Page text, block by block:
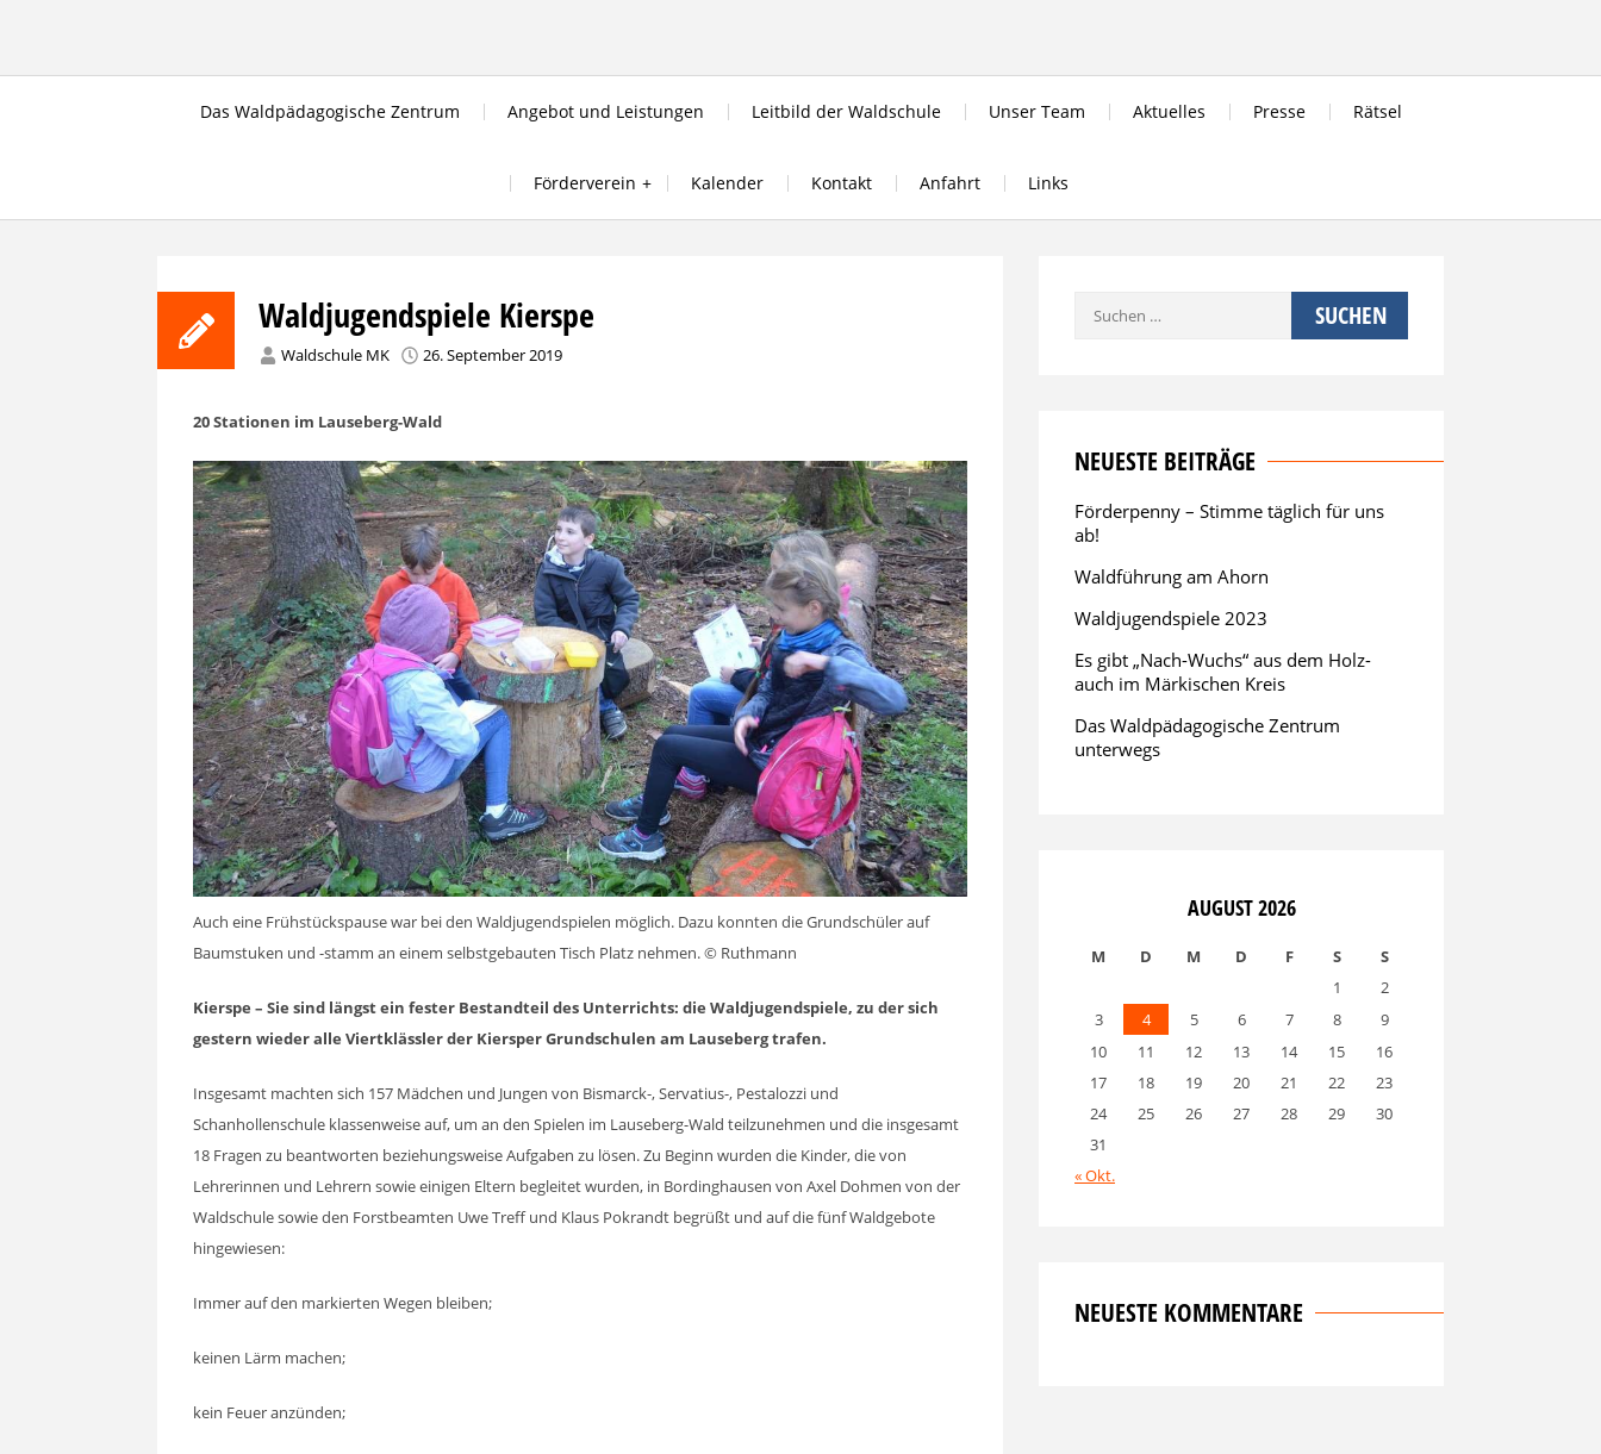
content
Das Waldpädagogische Zentrum Angebot und Leistungen Leitbild der Waldschule Unser Team Aktuelles Presse Rätsel
Förderverein Kalender Kontakt Anfahrt Links
Waldjugendspiele Kierspe
Waldschule MK 26. September 2019
20 Stationen im Lauseberg-Wald
Auch eine Frühstückspause war bei den Waldjugendspielen möglich. Dazu konnten die Grundschüler auf
Baumstuken und -stamm an einem selbstgebauten Tisch Platz nehmen. © Ruthmann
Kierspe – Sie sind längst ein fester Bestandteil des Unterrichts: die Waldjugendspiele, zu der sich
gestern wieder alle Viertklässler der Kiersper Grundschulen am Lauseberg trafen.
Insgesamt machten sich 157 Mädchen und Jungen von Bismarck-, Servatius-, Pestalozzi und
Schanhollenschule klassenweise auf, um an den Spielen im Lauseberg-Wald teilzunehmen und die insgesamt
18 Fragen zu beantworten beziehungsweise Aufgaben zu lösen. Zu Beginn wurden die Kinder, die von
Lehrerinnen und Lehrern sowie einigen Eltern begleitet wurden, in Bordinghausen von Axel Dohmen von der
Waldschule sowie den Forstbeamten Uwe Treff und Klaus Pokrandt begrüßt und auf die fünf Waldgebote
hingewiesen:
Immer auf den markierten Wegen bleiben;
keinen Lärm machen;
kein Feuer anzünden;
Suchen
NEUESTE BEITRÄGE
Förderpenny – Stimme täglich für uns
ab!
Waldführung am Ahorn
Waldjugendspiele 2023
Es gibt „Nach-Wuchs“ aus dem Holz-
auch im Märkischen Kreis
Das Waldpädagogische Zentrum
unterwegs
AUGUST 2026
M D M D F S
S
1
2
3
4 5 6 7 8
9
10
11 12 13 14 15
16
17
18 19 20 21 22
23
24
25 26 27 28 29
30
31
« Okt.
NEUESTE KOMMENTARE